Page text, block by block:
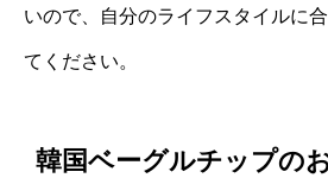
いので、自分のライフスタイルに
てください。
韓国ベーグルチップの